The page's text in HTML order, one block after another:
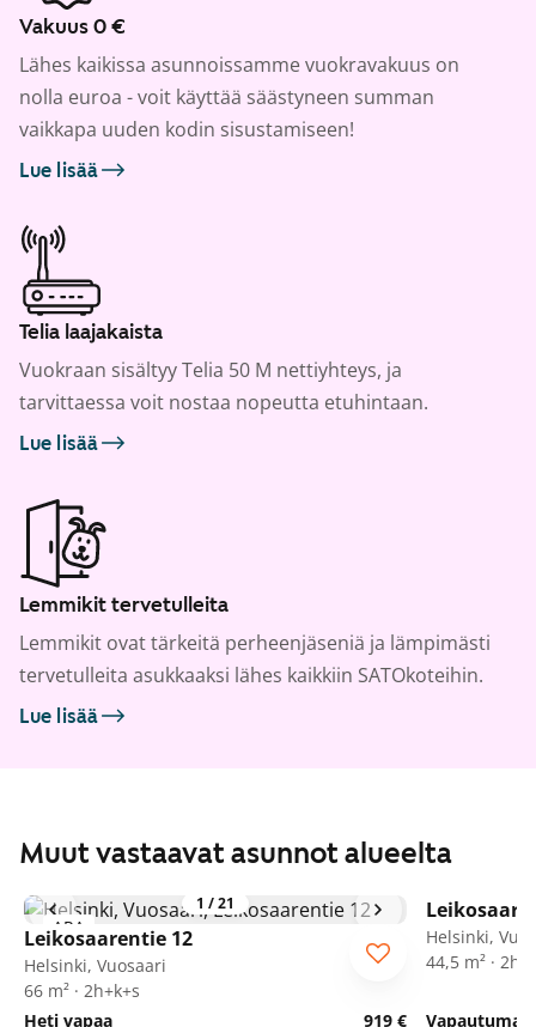
Vakuus 0 €
Lähes kaikissa asunnoissamme vuokravakuus on
nolla euroa - voit käyttää säästyneen summan
vaikkapa uuden kodin sisustamiseen!
Lue lisää
Telia laajakaista
Vuokraan sisältyy Telia 50 M nettiyhteys, ja
tarvittaessa voit nostaa nopeutta etuhintaan.
Lue lisää
Lemmikit tervetulleita
Lemmikit ovat tärkeitä perheenjäseniä ja lämpimästi
tervetulleita asukkaaksi lähes kaikkiin SATOkoteihin.
Lue lisää
Muut vastaavat asunnot alueelta
1 /21
ARA
Leikosaarentie 12
Helsinki, Vuosaari
66 m² · 2h+k+s
Heti vapaa
919 €
Helsinki,
44,5 m² ·